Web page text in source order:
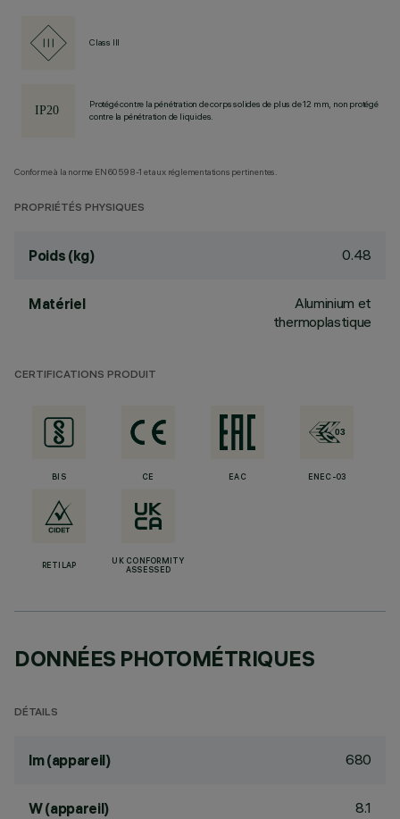
Class III
Protégé contre la pénétration de corps solides de plus de 12 mm, non protégé
contre la pénétration de liquides.
Conforme à la norme EN60598-1 et aux réglementations pertinentes.
PROPRIÉTÉS PHYSIQUES
Poids (kg) 0.48
Matériel
Aluminium et
thermoplastique
CERTIFICATIONS PRODUIT
BIS CE EAC ENEC-03
RETILAP
UK CONFORMITY
ASSESSED
DONNÉES PHOTOMÉTRIQUES
DÉTAILS
lm (appareil) 680
W (appareil) 8.1